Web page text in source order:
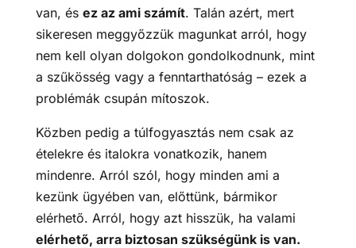
van, és ez az ami számít. Talán azért, mert
sikeresen meggyőzzük magunkat arról, hogy
nem kell olyan dolgokon gondolkodnunk, mint
a szűkösség vagy a fenntarthatóság – ezek a
problémák csupán mítoszok.
Közben pedig a túlfogyasztás nem csak az
ételekre és italokra vonatkozik, hanem
mindenre. Arról szól, hogy minden ami a
kezünk ügyében van, előttünk, bármikor
elérhető. Arról, hogy azt hisszük, ha valami
elérhető, arra biztosan szükségünk is van.